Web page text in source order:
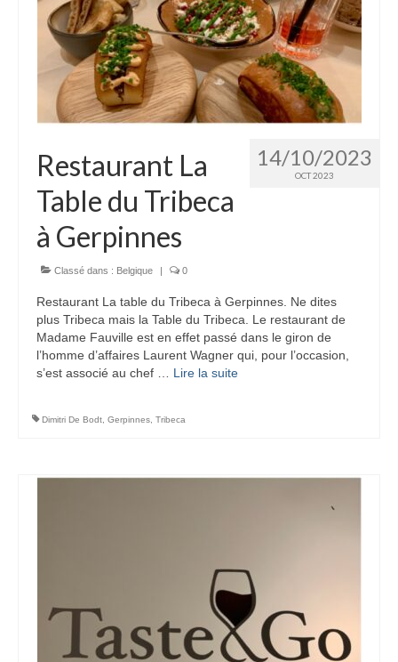
14/10/2023
OCT 2023
Restaurant La
Table du Tribeca
à Gerpinnes
Classé dans : Belgique | 0
Restaurant La table du Tribeca à Gerpinnes. Ne dites
plus Tribeca mais la Table du Tribeca. Le restaurant de
Madame Fauville est en effet passé dans le giron de
l’homme d’affaires Laurent Wagner qui, pour l’occasion,
s’est associé au chef … Lire la suite­­
Dimitri De Bodt Gerpinnes Tribeca